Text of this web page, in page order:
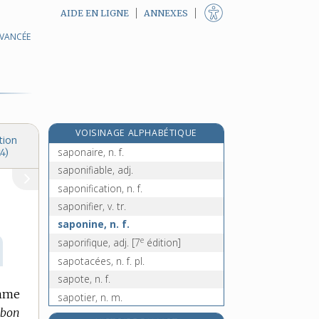
AIDE EN LIGNE ANNEXES
VOISINAGE ALPHABÉTIQUE
saponacé, -ée, adj.
saponaire, n. f.
saponifiable, adj.
saponification, n. f.
saponifier, v. tr.
saponine, n. f.
saporifique, adj. [7e édition]
sapotacées, n. f. pl.
sapote, n. f.
sapotier, n. m.
sapotille, n. f.